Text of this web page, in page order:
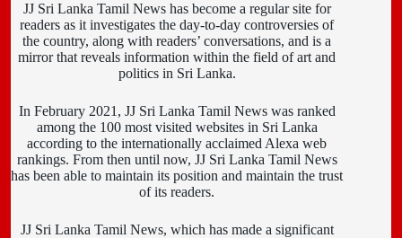
JJ Sri Lanka Tamil News has become a regular site for
readers as it investigates the day-to-day controversies of
the country, along with readers’ conversations, and is a
mirror that reveals information within the field of art and
politics in Sri Lanka.
In February 2021, JJ Sri Lanka Tamil News was ranked
among the 100 most visited websites in Sri Lanka
according to the internationally acclaimed Alexa web
rankings. From then until now, JJ Sri Lanka Tamil News
has been able to maintain its position and maintain the trust
of its readers.
JJ Sri Lanka Tamil News, which has made a significant